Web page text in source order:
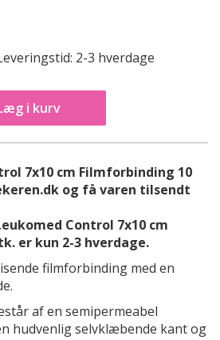
i kurv
2-3 hverdage
7x10 cm Filmforbinding 10
og få varen tilsendt
Control 7x10 cm
er kun 2-3 hverdage.
filmforbinding med en
af en semipermeabel
hudvenlig selvklæbende kant og